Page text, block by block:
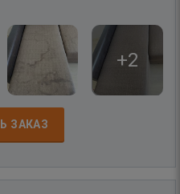
+2
ЗАКАЗ